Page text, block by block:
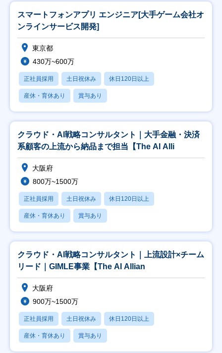
スマートフォンアプリ エンジニア[大手ゲーム会社オ
ンラインサービス開発]
東京都
430万~600万
正社員採用 土日祝休み 休日120日以上
産休・育休あり 賞与あり
クラウド・AI戦略コンサルタント｜大手金融・決済
系顧客の上流から納品まで担当【The AI Alli
大阪府
800万~1500万
正社員採用 土日祝休み 休日120日以上
産休・育休あり 賞与あり
クラウド・AI戦略コンサルタント｜上流設計×チーム
リード｜GIMLE事業【The AI Allian
大阪府
900万~1500万
正社員採用 土日祝休み 休日120日以上
産休・育休あり 賞与あり